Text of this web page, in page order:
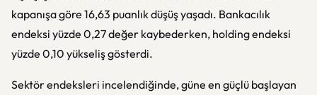
kapanışa göre 16,63 puanlık düşüş yaşadı. Bankacılık
endeksi yüzde 0,27 değer kaybederken, holding endeksi
yüzde 0,10 yükseliş gösterdi.
Sektör endeksleri incelendiğinde, güne en güçlü başlayan